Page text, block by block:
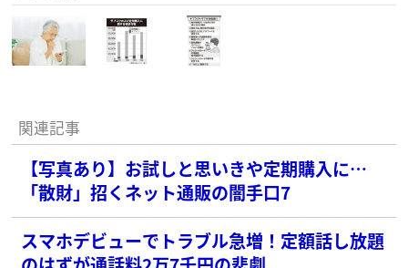
関連記事
【写真あり】お試しと思いきや定期購入に…
「散財」招くネット通販の闇手口7
スマホデビューでトラブル急増！定額話し放題